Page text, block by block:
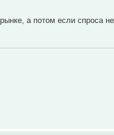
а потом если спроса